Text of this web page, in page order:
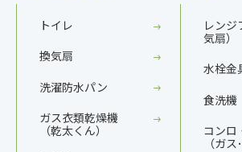
トイレ
換気扇
洗濯防水パン
ガス衣類乾燥機
（乾太くん）
レンジ
気扇）
水栓金
食洗機
コンロ
（ガス